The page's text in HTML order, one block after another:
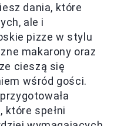
dania, które
ale i
pizze w stylu
makarony oraz
cieszą się
wśród gości.
które spełni